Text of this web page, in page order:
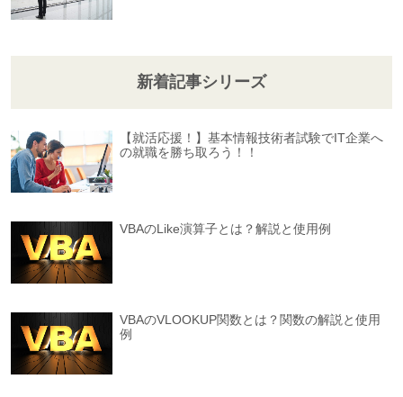
新着記事シリーズ
【就活応援！】基本情報技術者試験でIT企業へ
の就職を勝ち取ろう！！
VBAのLike演算子とは？解説と使用例
VBAのVLOOKUP関数とは？関数の解説と使用
例